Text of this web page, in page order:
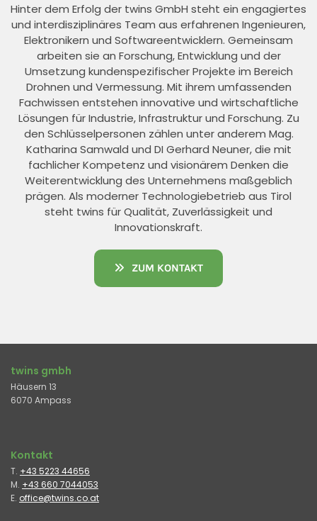
Hinter dem Erfolg der twins GmbH steht ein engagiertes
und interdisziplinäres Team aus erfahrenen Ingenieuren,
Elektronikern und Softwareentwicklern. Gemeinsam
arbeiten sie an Forschung, Entwicklung und der
Umsetzung kundenspezifischer Projekte im Bereich
Drohnen und Vermessung. Mit ihrem umfassenden
Fachwissen entstehen innovative und wirtschaftliche
Lösungen für Industrie, Infrastruktur und Forschung. Zu
den Schlüsselpersonen zählen unter anderem Mag.
Katharina Samwald und DI Gerhard Neuner, die mit
fachlicher Kompetenz und visionärem Denken die
Weiterentwicklung des Unternehmens maßgeblich
prägen. Als moderner Technologiebetrieb aus Tirol
steht twins für Qualität, Zuverlässigkeit und
Innovationskraft.
ZUM KONTAKT
twins gmbh
Häusern 13
6070 Ampass
Kontakt
T. +43 5223 44656
M. +43 660 7044053
E. office@twins.co.at